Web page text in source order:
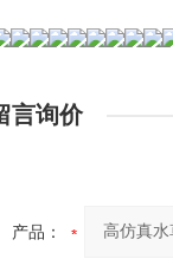
言询价
产品：